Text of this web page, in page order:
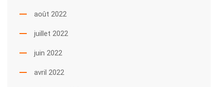
août 2022
juillet 2022
juin 2022
avril 2022